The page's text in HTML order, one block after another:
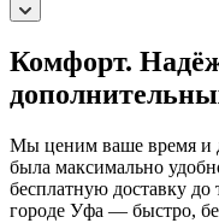
Комфорт.
Мы ценим ваше время и
была максимально
бесплатную доставку
городе Уфа — быстро,